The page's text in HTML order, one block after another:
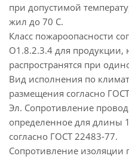
при допустимой
жил до 70 С.
Класс пожароопасности
О1.8.2.3.4 для
распространятся при
Вид исполнения по
размещения согласно
Эл. Сопротивление
определенное для длины
согласно ГОСТ 22483-77.
Сопротивление изоляции